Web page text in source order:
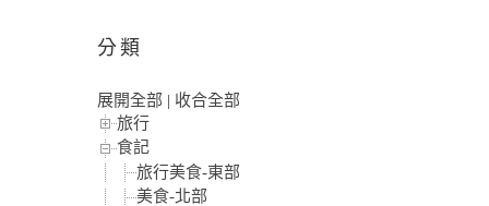
分類
展開全部 | 收合全部
旅行
食記
旅行美食-東部
美食-北部